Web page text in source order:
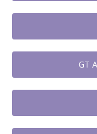
GT